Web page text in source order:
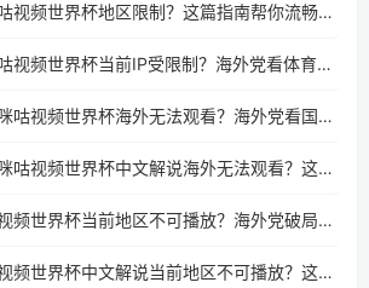
在俄罗斯看咪咕视频世界杯地区限制？这篇指南帮你流畅看中文解说赛事
在新加坡看咪咕视频世界杯当前IP受限制？海外党看体育赛事的终极破局指南
在澳大利亚看咪咕视频世界杯海外无法观看？海外党看国内体育直播的终极解法
在澳大利亚看咪咕视频世界杯中文解说海外无法观看？这篇指南帮你搞定所有体育直播难题
在泰国看咪咕视频世界杯当前地区不可播放？海外党破局看中文解说赛事指南
在海外看咪咕视频世界杯中文解说当前地区不可播放？这篇指南帮你搞定所有体育赛事直播难题